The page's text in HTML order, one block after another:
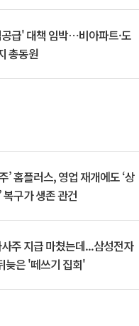
급' 대책 임박⋯비아파트·도
총동원
’ 홈플러스, 영업 재개에도 ‘상
복구가 생존 관건
주 지급 마쳤는데...삼성전자
늦은 '떼쓰기 집회'